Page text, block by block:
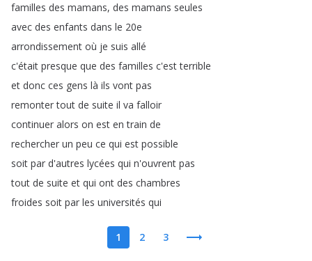
familles des mamans, des mamans seules
avec des enfants dans le 20e
arrondissement où je suis allé
c'était presque que des familles c'est terrible
et donc ces gens là ils vont pas
remonter tout de suite il va falloir
continuer alors on est en train de
rechercher un peu ce qui est possible
soit par d'autres lycées qui n'ouvrent pas
tout de suite et qui ont des chambres
froides soit par les universités qui
1 2 3